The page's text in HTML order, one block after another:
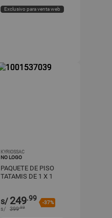
Exclusivo para venta web
KYRIOSSAC
NO LOGO
PAQUETE DE PISO
TATAMIS DE 1 X 1
s/ 249.99
-37%
s/ 399.99